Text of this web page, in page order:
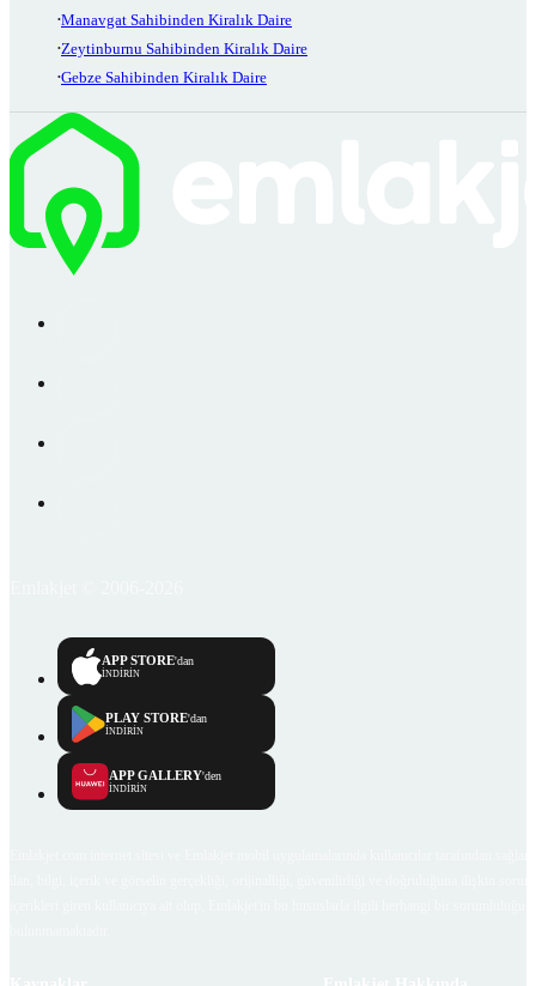
Manavgat Sahibinden Kiralık Daire
Zeytinburnu Sahibinden Kiralık Daire
Gebze Sahibinden Kiralık Daire
APP STORE'dan
İNDİRİN
PLAY STORE'dan
İNDİRİN
APP GALLERY'den
İNDİRİN